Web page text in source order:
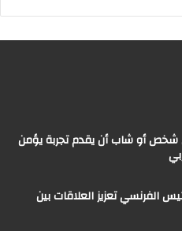
شخص أو شاب أن يقدم تجربة يؤمن
الفرنسي تعزيز العلاقات بين